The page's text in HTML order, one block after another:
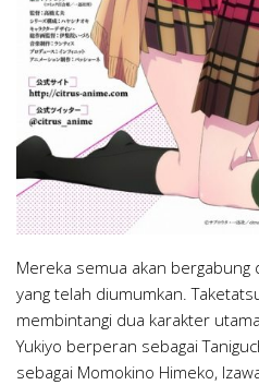
Mereka semua akan bergabung
yang telah diumumkan.
membintangi dua karakter
Yukiyo berperan sebagai
sebagai Momokino Himeko,